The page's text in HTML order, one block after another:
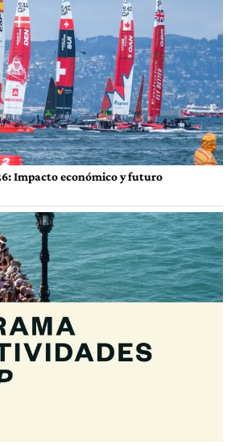
Impacto económico y futuro